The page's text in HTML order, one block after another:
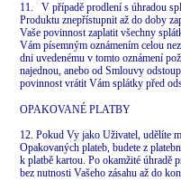
11. V případě prodlení s úhradou
Produktu znepřístupnit až do doby
Vaše povinnost zaplatit všechny
Vám písemným oznámením celou
dni uvedenému v tomto oznámení
najednou, anebo od Smlouvy
povinnost vrátit Vám splátky před
OPAKOVANÉ PLATBY
12. Pokud Vy jako Uživatel, udělíte
Opakovaných plateb, budete z
k platbě kartou. Po okamžité úhradě
bez nutnosti Vašeho zásahu až do